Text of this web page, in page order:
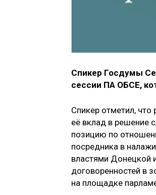
Спикер Госдумы
сессии ПА ОБСЕ,
Спикер отметил,
её вклад в решение
позицию по
посредника в
властями Донецкой
договоренностей в
на площадке